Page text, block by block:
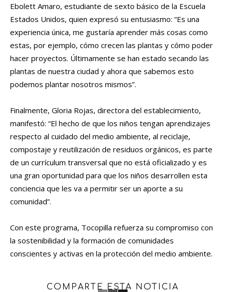
Ebolett Amaro, estudiante de sexto básico de la Escuela
Estados Unidos, quien expresó su entusiasmo: “Es una
experiencia única, me gustaría aprender más cosas como
estas, por ejemplo, cómo crecen las plantas y cómo poder
hacer proyectos. Últimamente se han estado secando las
plantas de nuestra ciudad y ahora que sabemos esto
podemos plantar nosotros mismos”.
Finalmente, Gloria Rojas, directora del establecimiento,
manifestó: “El hecho de que los niños tengan aprendizajes
respecto al cuidado del medio ambiente, al reciclaje,
compostaje y reutilización de residuos orgánicos, es parte
de un currículum transversal que no está oficializado y es
una gran oportunidad para que los niños desarrollen esta
conciencia que les va a permitir ser un aporte a su
comunidad”.
Con este programa, Tocopilla refuerza su compromiso con
la sostenibilidad y la formación de comunidades
conscientes y activas en la protección del medio ambiente.
COMPARTE ESTA NOTICIA